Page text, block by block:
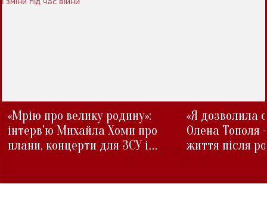
«Мрію про велику родину»:
інтерв'ю Михайла Хоми про
плани, концерти для ЗСУ і
«Я дозволила
Олена Тополя
життя після